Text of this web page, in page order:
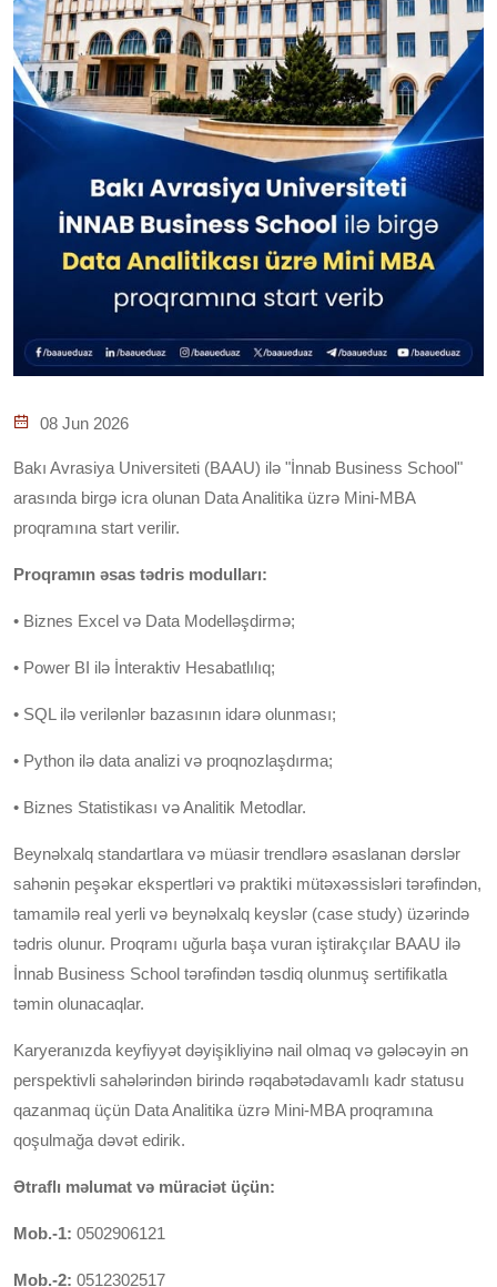
08 Jun 2026
Bakı Avrasiya Universiteti (BAAU) ilə "İnnab Business School"
arasında birgə icra olunan Data Analitika üzrə Mini-MBA
proqramına start verilir.
Proqramın əsas tədris modulları:
• Biznes Excel və Data Modelləşdirmə;
• Power BI ilə İnteraktiv Hesabatlılıq;
• SQL ilə verilənlər bazasının idarə olunması;
• Python ilə data analizi və proqnozlaşdırma;
• Biznes Statistikası və Analitik Metodlar.
Beynəlxalq standartlara və müasir trendlərə əsaslanan dərslər
sahənin peşəkar ekspertləri və praktiki mütəxəssisləri tərəfindən,
tamamilə real yerli və beynəlxalq keyslər (case study) üzərində
tədris olunur. Proqramı uğurla başa vuran iştirakçılar BAAU ilə
İnnab Business School tərəfindən təsdiq olunmuş sertifikatla
təmin olunacaqlar.
Karyeranızda keyfiyyət dəyişikliyinə nail olmaq və gələcəyin ən
perspektivli sahələrindən birində rəqabətədavamlı kadr statusu
qazanmaq üçün Data Analitika üzrə Mini-MBA proqramına
qoşulmağa dəvət edirik.
Ətraflı məlumat və müraciət üçün:
Mob.-1: 0502906121
Mob.-2: 0512302517